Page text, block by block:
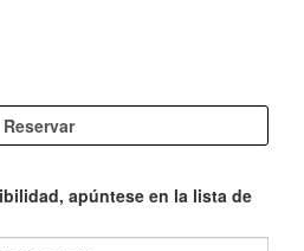
apúntese en la lista de